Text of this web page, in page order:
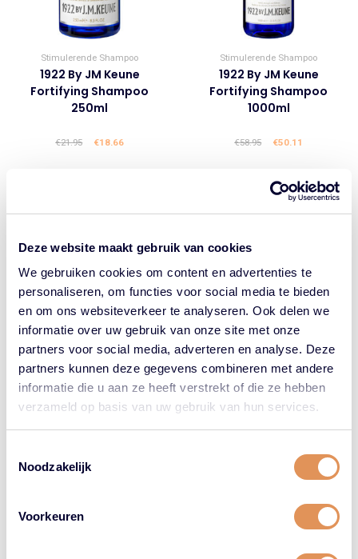
Deze website maakt gebruik van cookies
We gebruiken cookies om content en advertenties te
personaliseren, om functies voor social media te bieden
en om ons websiteverkeer te analyseren. Ook delen we
informatie over uw gebruik van onze site met onze
partners voor social media, adverteren en analyse. Deze
partners kunnen deze gegevens combineren met andere
informatie die u aan ze heeft verstrekt of die ze hebben
verzameld op basis van uw gebruik van hun services.
Noodzakelijk
Voorkeuren
Stimulerende Shampoo
1922 By JM Keune
Fortifying Shampoo
250ml
€21.95
Oorspronkelijke
€18.66Huidige
Stimulerende Shampoo
1922 By JM Keune
Fortifying Shampoo
1000ml
€58.95
Oorspronkelijke
€58.95.
€50.11
€50.11.
15%
Stimulerende Lotion
1922 By JM Keune
Fortifying Lotion 75ml